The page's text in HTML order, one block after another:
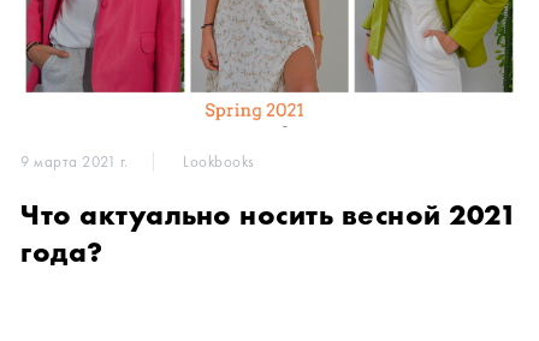
9 марта 2021 г. Lookbooks
Что актуально носить весной 2021
года?